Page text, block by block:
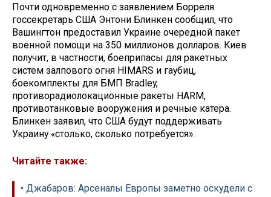
Почти одновременно с заявлением Борреля
госсекретарь США Энтони Блинкен сообщил, что
Вашингтон предоставил Украине очередной пакет
военной помощи на 350 миллионов долларов. Киев
получит, в частности, боеприпасы для ракетных
систем залпового огня HIMARS и гаубиц,
боекомплекты для БМП Bradley,
противорадиолокационные ракеты HARM,
противотанковые вооружения и речные катера.
Блинкен заявил, что США будут поддерживать
Украину «столько, сколько потребуется».
Читайте также:
• Джабаров: Арсеналы Европы заметно оскудели с